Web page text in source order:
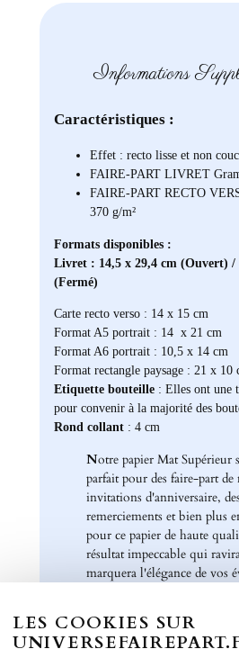
Informations
Caractéristiques :
Effet : recto lisse et non
FAIRE-PART LIVRET
FAIRE-PART RECTO
370 g/m²
Formats disponibles :
Livret : 14,5 x 29,4 cm (Ouvert) /
(Fermé)
Carte recto verso : 14 x 15 cm
Format A5 portrait : 14 x 21 cm
Format A6 portrait : 10,5 x 14 cm
Format rectangle paysage : 21 x 10
Etiquette bouteille: Elles ont une
pour convenir à la majorité des
Rond collant : 4 cm
Notre papier Mat Supérieur
parfait pour des faire-part de
invitations d'anniversaire,
remerciements et bien plus
pour ce papier de haute
résultat impeccable qui
marquera l'élégance de vos
Supérieur pour créer des
LES COOKIES SUR